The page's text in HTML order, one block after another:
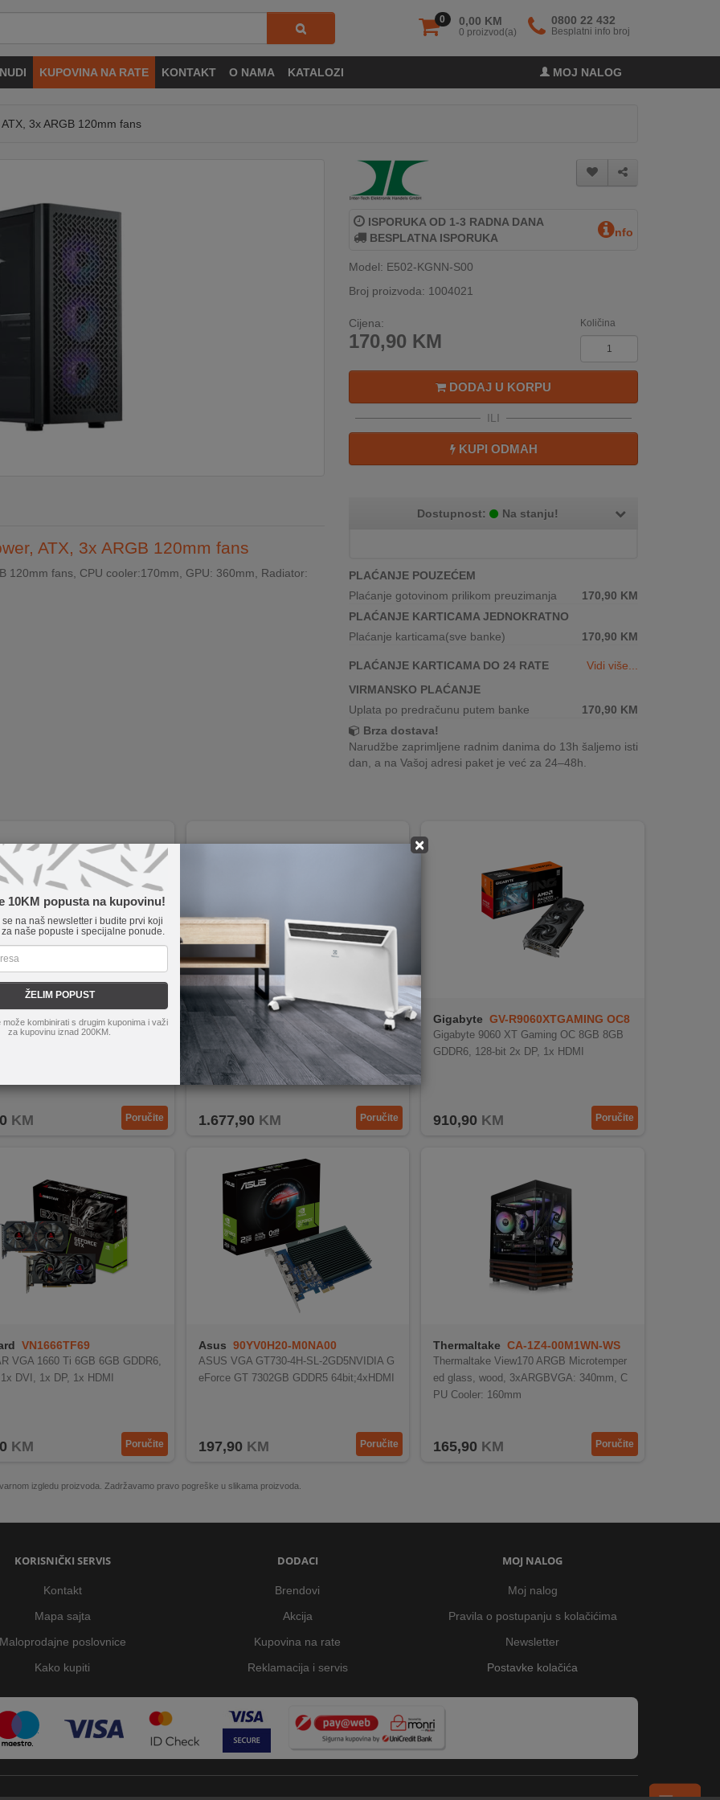
0 0,00 KM
0 proizvod(a)
0800 22 432
Besplatni info broj
KUPOVINA NA RATE KONTAKT O NAMA KATALOZI MOJ NALOG
×
10KM popusta na kupovinu!
se na naš newsletter i budite prvi koji
naše popuste i specijalne ponude.
ŽELIM POPUST
može kombinirati s drugim kuponima i važi
za kupovinu iznad 200KM.
3x ARGB 120mm fans
ATX, 3x ARGB 120mm fans
120mm fans, CPU cooler:170mm, GPU: 360mm, Radiator:
ISPORUKA OD 1-3 RADNA DANA
BESPLATNA ISPORUKA
nfo
Model: E502-KGNN-S00
Broj proizvoda: 1004021
Cijena:
170,90 KM
Količina
DODAJ U KORPU
ILI
KUPI ODMAH
Dostupnost: Na stanju!
PLAĆANJE POUZEĆEM
Plaćanje gotovinom prilikom preuzimanja
170,90 KM
PLAĆANJE KARTICAMA JEDNOKRATNO
Plaćanje karticama(sve banke)
170,90 KM
PLAĆANJE KARTICAMA DO 24 RATE
Vidi više...
VIRMANSKO PLAĆANJE
Uplata po predračunu putem banke
170,90 KM
Brza dostava!
Narudžbe zaprimljene radnim danima do 13h šaljemo isti
dan, a na Vašoj adresi paket je već za 24–48h.
RHC5003FB
HC500 3F Black1xARGB f
KM Poručite
Asrock RX9070XT CL 16G
ASROCK VGA RX 9070 XT CL16GB GDD
R6, 256bit, 3xDP, HDMI
1.677,90 KM Poručite
Gigabyte GV-R9060XTGAMING OC8
Gigabyte 9060 XT Gaming OC 8GB 8GB
GDDR6, 128-bit 2x DP, 1x HDMI
910,90 KM Poručite
VN1666TF69
VGA 1660 Ti 6GB 6GB GDDR6,
DVI, 1x DP, 1x HDMI
KM Poručite
Asus 90YV0H20-M0NA00
ASUS VGA GT730-4H-SL-2GD5NVIDIA G
eForce GT 7302GB GDDR5 64bit;4xHDMI
197,90 KM Poručite
Thermaltake CA-1Z4-00M1WN-WS
Thermaltake View170 ARGB Microtemper
ed glass, wood, 3xARGBVGA: 340mm, C
PU Cooler: 160mm
165,90 KM Poručite
izgledu proizvoda. Zadržavamo pravo pogreške u slikama proizvoda.
KORISNIČKI SERVIS
Kontakt
Mapa sajta
Maloprodajne poslovnice
Kako kupiti
DODACI
Brendovi
Akcija
Kupovina na rate
Reklamacija i servis
MOJ NALOG
Moj nalog
Pravila o postupanju s kolačićima
Newsletter
Postavke kolačića